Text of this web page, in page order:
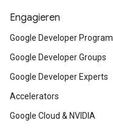
Engagieren
Google Developer Program
Google Developer Groups
Google Developer Experts
Accelerators
Google Cloud & NVIDIA